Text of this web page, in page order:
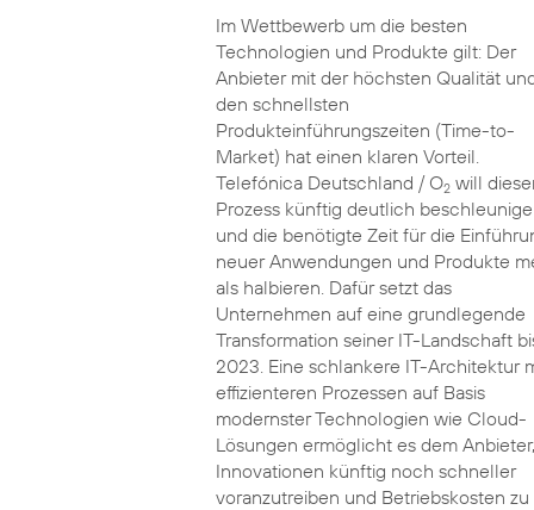
Im Wettbewerb um die besten
Technologien und Produkte gilt: Der
Anbieter mit der höchsten Qualität
den schnellsten
Produkteinführungszeiten (Time-to-
Market) hat einen klaren Vorteil.
Telefónica Deutschland / O2will
Prozess künftig deutlich
und die benötigte Zeit für die
neuer Anwendungen und Produkte
als halbieren. Dafür setzt das
Unternehmen auf eine grundlegende
Transformation seiner IT-Landschaft
2023. Eine schlankere IT-Architektur
effizienteren Prozessen auf Basis
modernster Technologien wie Cloud-
Lösungen ermöglicht es dem Anbieter,
Innovationen künftig noch schneller
voranzutreiben und Betriebskosten zu